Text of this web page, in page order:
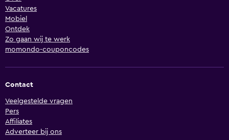
Vacatures
Mobiel
Ontdek
Zo gaan wij te werk
momondo-couponcodes
Contact
Veelgestelde vragen
Pers
Affiliates
Adverteer bij ons